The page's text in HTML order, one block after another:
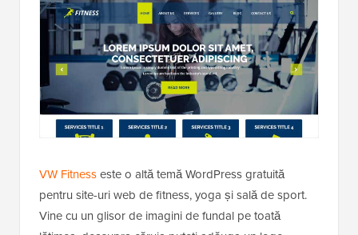
VW Fitnesseste o altă temă WordPress gratuită
pentru site-uri web de fitness, yoga și sală de sport.
Vine cu un glisor de imagini de fundal pe toată